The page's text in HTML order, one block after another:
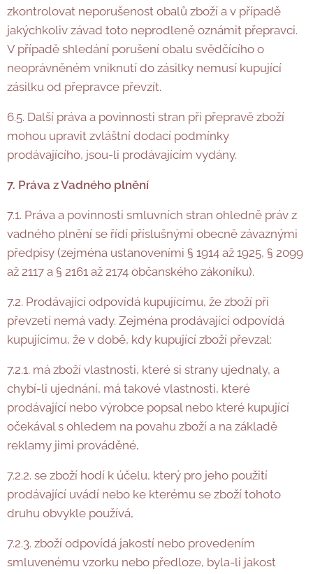
zkontrolovat neporušenost obalů zboží a v případě
jakýchkoliv závad toto neprodleně oznámit přepravci.
V případě shledání porušení obalu svědčícího o
neoprávněném vniknutí do zásilky nemusí kupující
zásilku od přepravce převzít.
6.5. Další práva a povinnosti stran při přepravě zboží
mohou upravit zvláštní dodací podmínky
prodávajícího, jsou-li prodávajícím vydány.
7. Práva z Vadného plnění
7.1. Práva a povinnosti smluvních stran ohledně práv z
vadného plnění se řídí příslušnými obecně závaznými
předpisy (zejména ustanoveními § 1914 až 1925, § 2099
až 2117 a § 2161 až 2174 občanského zákoníku).
7.2. Prodávající odpovídá kupujícímu, že zboží při
převzetí nemá vady. Zejména prodávající odpovídá
kupujícímu, že v době, kdy kupující zboží převzal:
7.2.1. má zboží vlastnosti, které si strany ujednaly, a
chybí-li ujednání, má takové vlastnosti, které
prodávající nebo výrobce popsal nebo které kupující
očekával s ohledem na povahu zboží a na základě
reklamy jimi prováděné,
7.2.2. se zboží hodí k účelu, který pro jeho použití
prodávající uvádí nebo ke kterému se zboží tohoto
druhu obvykle používá,
7.2.3. zboží odpovídá jakostí nebo provedením
smluvenému vzorku nebo předloze, byla-li jakost